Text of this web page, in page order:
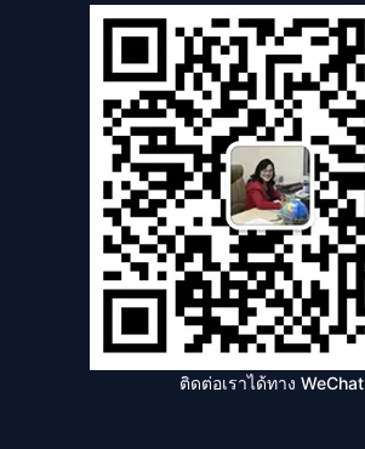
ติดต่อเราได้ทาง WeChat